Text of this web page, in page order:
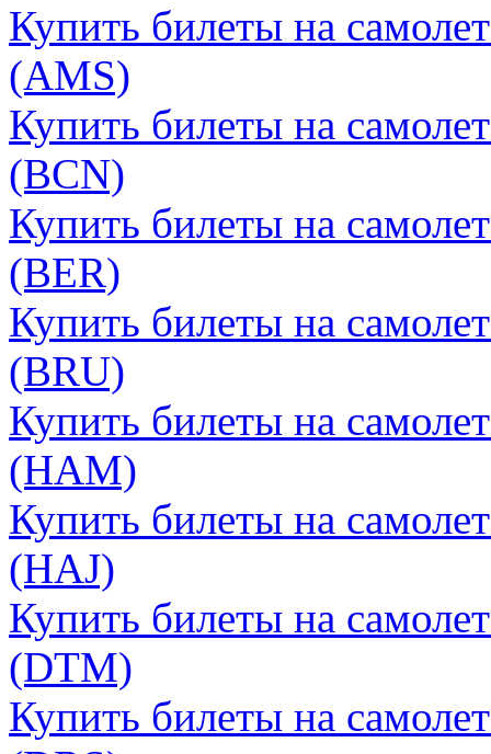
Купить билеты на
(AMS)
Купить билеты на
(BCN)
Купить билеты на
(BER)
Купить билеты на
(BRU)
Купить билеты на
(HAM)
Купить билеты на
(HAJ)
Купить билеты на
(DTM)
Купить билеты на